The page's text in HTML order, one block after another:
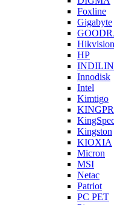
Foxline
Gigabyte
Hikvision
HP
Innodisk
Intel
Kimtigo
Kingston
KIOXIA
Micron
MSI
Netac
Patriot
PC PET